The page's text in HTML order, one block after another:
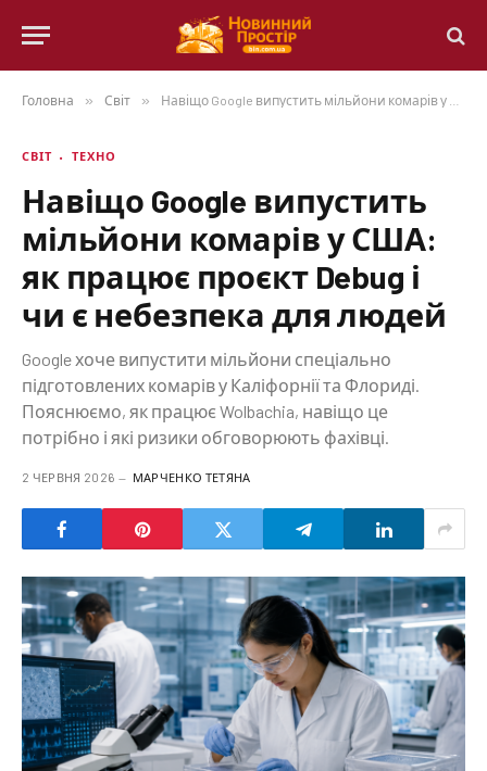
Головна » Світ » Навіщо Google випустить мільйони комарів у США: як працює проєкт Debug і чи є небезпека для людей
СВІТ ТЕХНО
Навіщо Google випустить
мільйони комарів у США:
як працює проєкт Debug і
чи є небезпека для людей
Google хоче випустити мільйони спеціально
підготовлених комарів у Каліфорнії та Флориді.
Пояснюємо, як працює Wolbachia, навіщо це
потрібно і які ризики обговорюють фахівці.
2 ЧЕРВНЯ 2026 МАРЧЕНКО ТЕТЯНА